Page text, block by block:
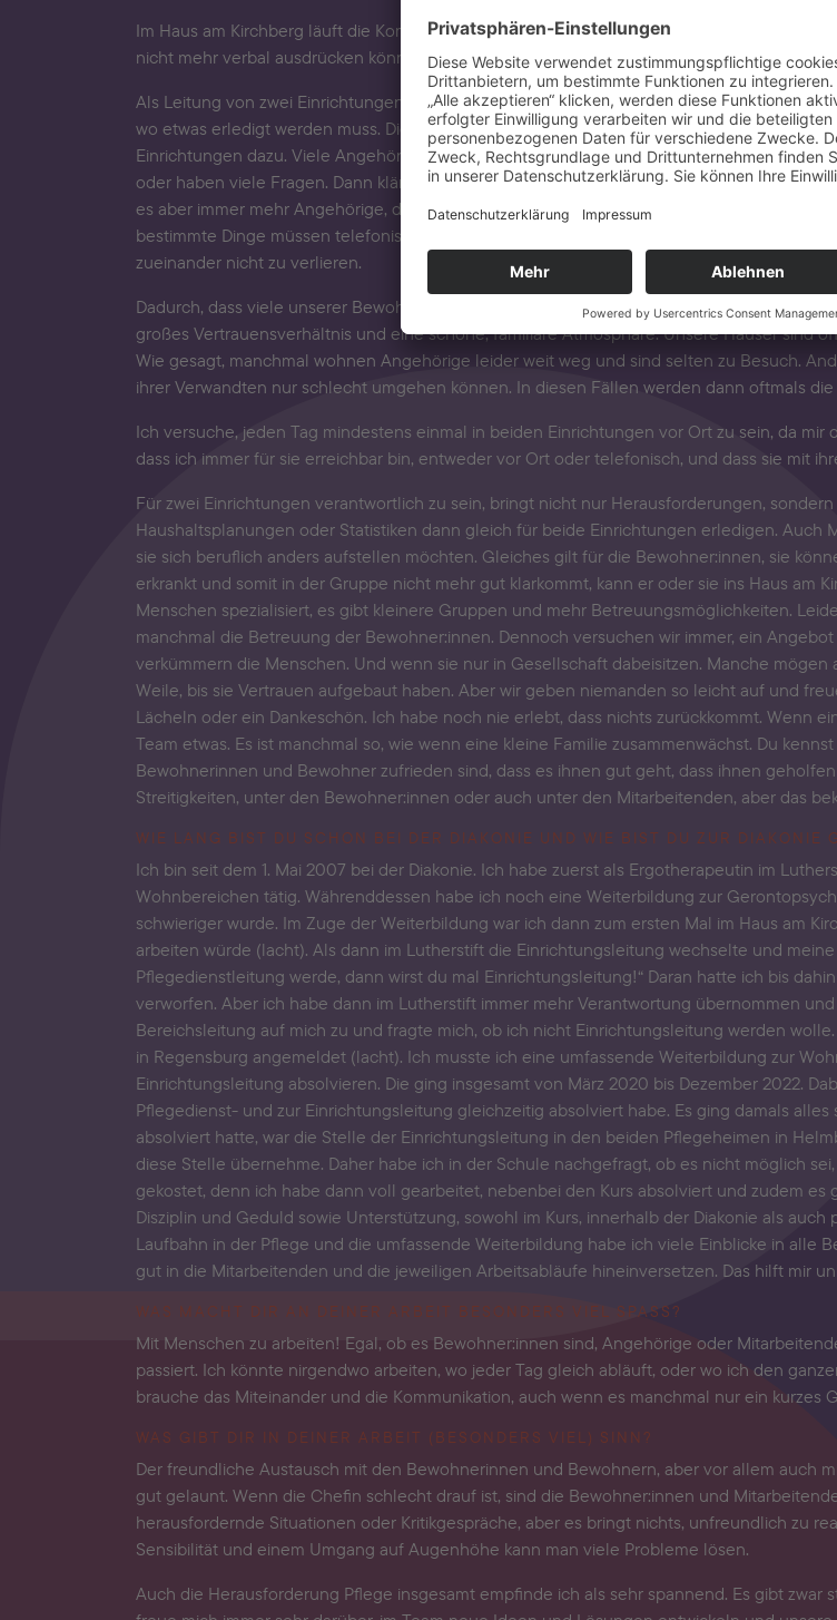
Im Haus am Kirchberg läuft die Kommunikation mit den Bewohner:innen auf einer ganz
nicht mehr verbal ausdrücken können. Hier geht es oft darum, einfach da zu sein oder sie
Als Leitung von zwei Einrichtungen muss ich sehr strukturiert arbeiten. Bei Terminen
wo etwas erledigt werden muss. Dienstplanungen, Organisation von
Einrichtungen dazu. Viele Angehörige wohnen in der Nähe und kommen gern zum
oder haben viele Fragen. Dann kläre ich auf, zum Beispiel über bestimmte Medikamente,
es aber immer mehr Angehörige, die weiter weg wohnen, teilweise sogar im Ausland. Sie
bestimmte Dinge müssen telefonisch geklärt werden, was nicht immer ganz einfach ist.
zueinander nicht zu verlieren.
Dadurch, dass viele unserer Bewohnerinnen und Bewohner aus Helmbrechts kommen,
großes Vertrauensverhältnis und eine schöne, familiäre Atmosphäre. Unsere Häuser sind
Wie gesagt, manchmal wohnen Angehörige leider weit weg und sind selten zu Besuch.
ihrer Verwandten nur schlecht umgehen können. In diesen Fällen werden dann oftmals
Ich versuche, jeden Tag mindestens einmal in beiden Einrichtungen vor Ort zu sein, da
dass ich immer für sie erreichbar bin, entweder vor Ort oder telefonisch, und dass sie mit
Für zwei Einrichtungen verantwortlich zu sein, bringt nicht nur Herausforderungen,
Haushaltsplanungen oder Statistiken dann gleich für beide Einrichtungen erledigen.
sie sich beruflich anders aufstellen möchten. Gleiches gilt für die Bewohner:innen, sie
erkrankt und somit in der Gruppe nicht mehr gut klarkommt, kann er oder sie ins Haus am
Menschen spezialisiert, es gibt kleinere Gruppen und mehr Betreuungsmöglichkeiten.
manchmal die Betreuung der Bewohner:innen. Dennoch versuchen wir immer, ein
verkümmern die Menschen. Und wenn sie nur in Gesellschaft dabeisitzen. Manche
Weile, bis sie Vertrauen aufgebaut haben. Aber wir geben niemanden so leicht auf und
Lächeln oder ein Dankeschön. Ich habe noch nie erlebt, dass nichts zurückkommt. Wenn
Team etwas. Es ist manchmal so, wie wenn eine kleine Familie zusammenwächst. Du
Bewohnerinnen und Bewohner zufrieden sind, dass es ihnen gut geht, dass ihnen
Streitigkeiten, unter den Bewohner:innen oder auch unter den Mitarbeitenden, aber das
WIE LANG BIST DU SCHON BEI DER DIAKONIE UND WIE BIST DU ZUR DIAKONIE
Ich bin seit dem 1. Mai 2007 bei der Diakonie. Ich habe zuerst als Ergotherapeutin im
Wohnbereichen tätig. Währenddessen habe ich noch eine Weiterbildung zur
schwieriger wurde. Im Zuge der Weiterbildung war ich dann zum ersten Mal im Haus am
arbeiten würde (lacht). Als dann im Lutherstift die Einrichtungsleitung wechselte und
Pflegedienstleitung werde, dann wirst du mal Einrichtungsleitung!“ Daran hatte ich bis
verworfen. Aber ich habe dann im Lutherstift immer mehr Verantwortung übernommen
Bereichsleitung auf mich zu und fragte mich, ob ich nicht Einrichtungsleitung werden
in Regensburg angemeldet (lacht). Ich musste ich eine umfassende Weiterbildung zur
Einrichtungsleitung absolvieren. Die ging insgesamt von März 2020 bis Dezember 2022.
Pflegedienst- und zur Einrichtungsleitung gleichzeitig absolviert habe. Es ging damals
absolviert hatte, war die Stelle der Einrichtungsleitung in den beiden Pflegeheimen in
diese Stelle übernehme. Daher habe ich in der Schule nachgefragt, ob es nicht möglich
gekostet, denn ich habe dann voll gearbeitet, nebenbei den Kurs absolviert und zudem
Disziplin und Geduld sowie Unterstützung, sowohl im Kurs, innerhalb der Diakonie als
Laufbahn in der Pflege und die umfassende Weiterbildung habe ich viele Einblicke in alle
gut in die Mitarbeitenden und die jeweiligen Arbeitsabläufe hineinversetzen. Das hilft mir
WAS MACHT DIR AN DEINER ARBEIT BESONDERS VIEL SPASS?
Mit Menschen zu arbeiten! Egal, ob es Bewohner:innen sind, Angehörige oder
passiert. Ich könnte nirgendwo arbeiten, wo jeder Tag gleich abläuft, oder wo ich den
brauche das Miteinander und die Kommunikation, auch wenn es manchmal nur ein kurzes
WAS GIBT DIR IN DEINER ARBEIT (BESONDERS VIEL) SINN?
Der freundliche Austausch mit den Bewohnerinnen und Bewohnern, aber vor allem auch
gut gelaunt. Wenn die Chefin schlecht drauf ist, sind die Bewohner:innen und
herausfordernde Situationen oder Kritikgespräche, aber es bringt nichts, unfreundlich zu
Sensibilität und einem Umgang auf Augenhöhe kann man viele Probleme lösen.
Auch die Herausforderung Pflege insgesamt empfinde ich als sehr spannend. Es gibt